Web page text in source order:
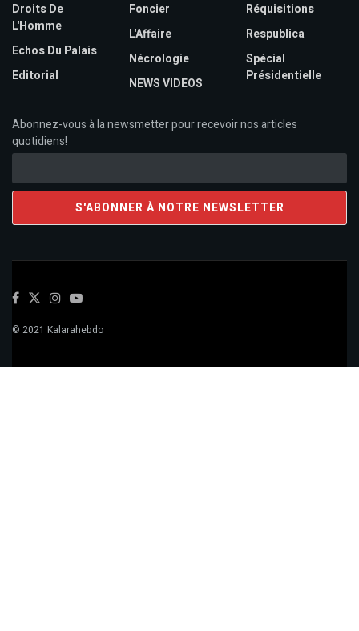
Droits De
L'Homme
Echos Du Palais
Editorial
Foncier
L'Affaire
Nécrologie
NEWS VIDEOS
Réquisitions
Respublica
Spécial
Présidentielle
Abonnez-vous à la newsmetter pour recevoir nos articles
quotidiens!
© 2021 Kalarahebdo